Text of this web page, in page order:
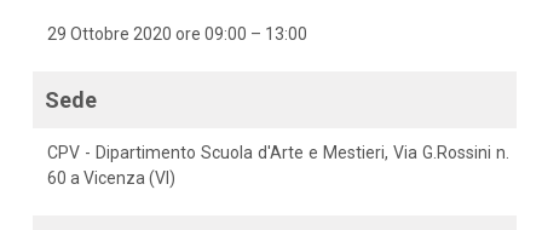
29 Ottobre 2020 ore 09:00 – 13:00
Sede
CPV - Dipartimento Scuola d'Arte e Mestieri, Via G.Rossini n.
60 a Vicenza (VI)